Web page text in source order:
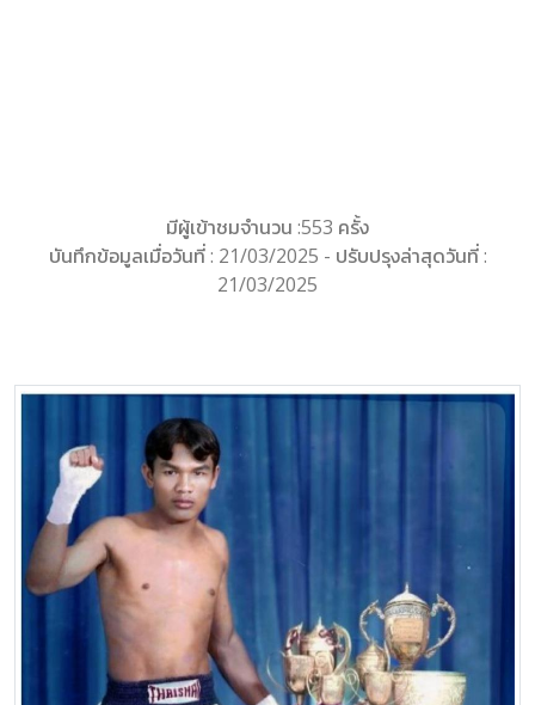
มีผู้เข้าชมจำนวน :553 ครั้ง
บันทึกข้อมูลเมื่อวันที่ : 21/03/2025 - ปรับปรุงล่าสุดวันที่ :
21/03/2025